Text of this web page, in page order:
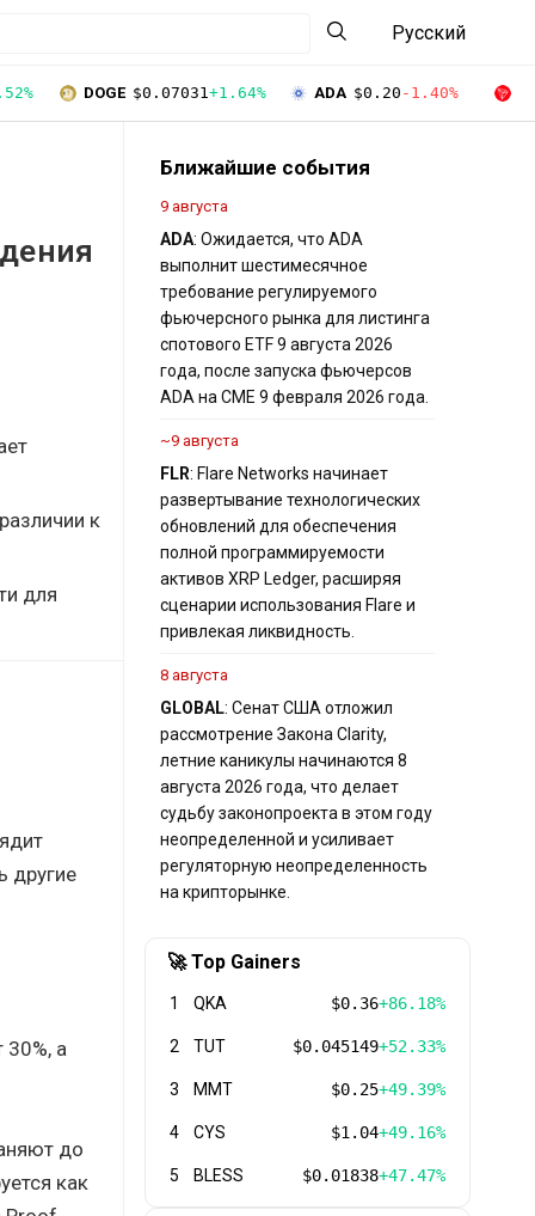
Русский
DOGE $0.07031+1.64% ADA $0.20 -1.40%
к
для
другие
а
до
как
Ближайшие события
9 августа
ADA: Ожидается, что ADA
выполнит шестимесячное
требование регулируемого
фьючерсного рынка для листинга
спотового ETF 9 августа 2026
года, после запуска фьючерсов
ADA на CME 9 февраля 2026 года.
~9 августа
FLR: Flare Networks начинает
развертывание технологических
обновлений для обеспечения
полной программируемости
активов XRP Ledger, расширяя
сценарии использования Flare и
привлекая ликвидность.
8 августа
GLOBAL: Сенат США отложил
рассмотрение Закона Clarity,
летние каникулы начинаются 8
августа 2026 года, что делает
судьбу законопроекта в этом году
неопределенной и усиливает
регуляторную неопределенность
на крипторынке.
🚀 Top Gainers
1 QKA $0.36+86.18%
2 TUT $0.045149+52.33%
3 MMT $0.25+49.39%
4 CYS $1.04+49.16%
5 BLESS $0.01838+47.47%